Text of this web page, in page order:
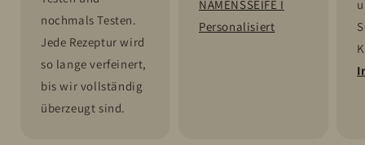
nochmals Testen.
Jede Rezeptur wird
so lange verfeinert,
bis wir vollständig
überzeugt sind.
NAMENSSEIFE I
Personalisiert